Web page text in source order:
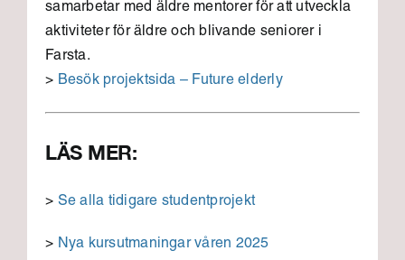
samarbetar med äldre mentorer för att utveckla
aktiviteter för äldre och blivande seniorer i
Farsta.
> Besök projektsida – Future elderly
LÄS MER:
> Se alla tidigare studentprojekt
> Nya kursutmaningar våren 2025